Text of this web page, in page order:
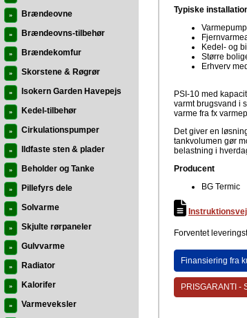
» Brændeovne
» Brændeovns-tilbehør
» Brændekomfur
» Skorstene & Røgrør
» Isokern Garden Havepejs
» Kedel-tilbehør
» Cirkulationspumper
» Ildfaste sten & plader
» Beholder og Tanke
» Pillefyrs dele
» Solvarme
» Skjulte rørpaneler
» Gulvvarme
» Radiator
» Kalorifer
» Varmeveksler
Typiske
Kedel- og
Større
Erhverv
PSI-10 med
varmt brugsvand i
varme fra fx
Det giver en
tankvolumen gør
belastning i
Producent
BG Termic
Forventet
Finansiering fra
PRISGARANTI -